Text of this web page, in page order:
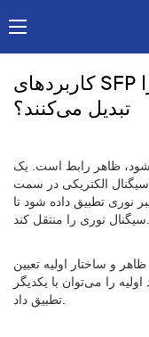
کاربردهای SFP چیست و چگونه سیگنال‌ها را
تبدیل می‌کنند؟
شود، ظاهر رابط است. یک
الکتریکی در سمت
نوری تطبیق داده شود تا
و ساختار اولیه تعیین
را می‌توان با یکدیگر